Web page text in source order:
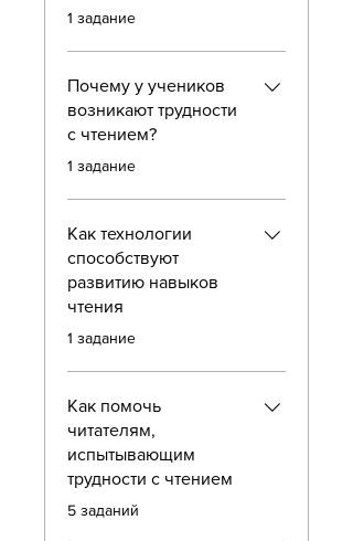
.1 задание
Почему у учеников
возникают трудности
с чтением?
.1 задание
Как технологии
способствуют
развитию навыков
чтения
.1 задание
Как помочь
читателям,
испытывающим
трудности с чтением
.5 заданий